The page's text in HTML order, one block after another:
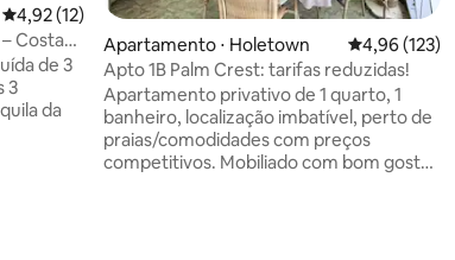
4,92 de uma avaliação média de 5, 12 avaliações
4,92 (12)
Costa
de 3
3
da
Apartamento ⋅ Holetown 4,96 de uma
4,96 (123)
Apto 1B Palm Crest: tarifas reduzidas!
Apartamento privativo de 1 quarto, 1
banheiro, localização imbatível, perto de
praias/comodidades com preços
competitivos. Mobiliado com bom gosto,